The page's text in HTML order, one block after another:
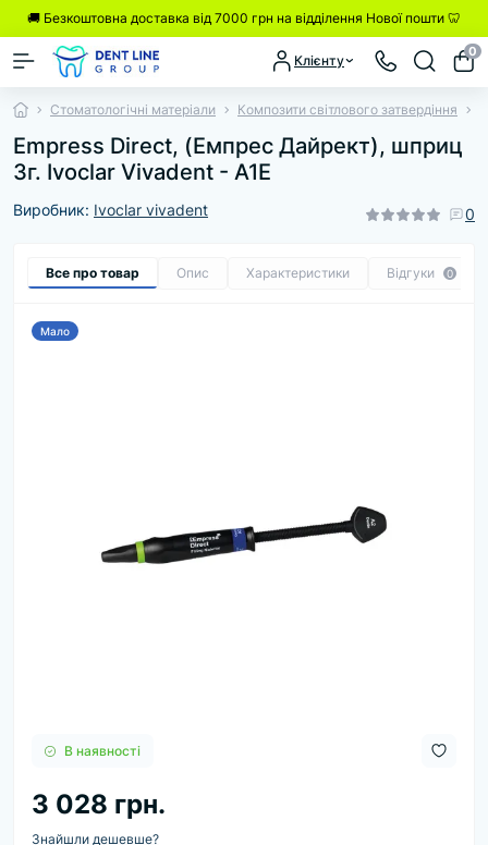
🚚 Безкоштовна доставка від 7000 грн на відділення Нової пошти 🦷
Клієнту
0
Стоматологічні матеріали Композити світлового затвердіння
Empress Direct, (Емпрес Дайрект), шприц
3г. Ivoclar Vivadent - A1E
Виробник: Ivoclar vivadent 0
Все про товар Опис Характеристики Відгуки 0
Мало
В наявності
3 028 грн.
Знайшли дешевше?